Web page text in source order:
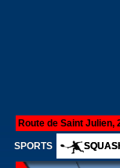
Route de Saint Julien,
SPORTS